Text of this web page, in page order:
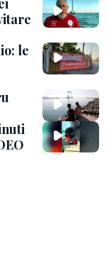
le